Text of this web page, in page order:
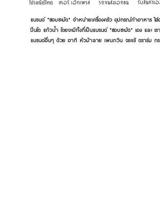
แบรนด์ "ชอบชะมัด" จำหน่ายเครื่องครัว อุปกรณ์ทำอาหาร ใ
ปิ่นโต แก้วน้ำ โดยจะมีทั้งที่เป็นแบรนด์ "ชอบชะมัด" เอง และ เ
แบรนด์อื่นๆ ด้วย อาทิ หัวม้าลาย เพนกวิน จระเข้ ตราร่ม กร